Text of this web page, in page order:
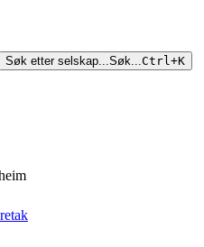
Søk etter selskap...Søk...Ctrl+K